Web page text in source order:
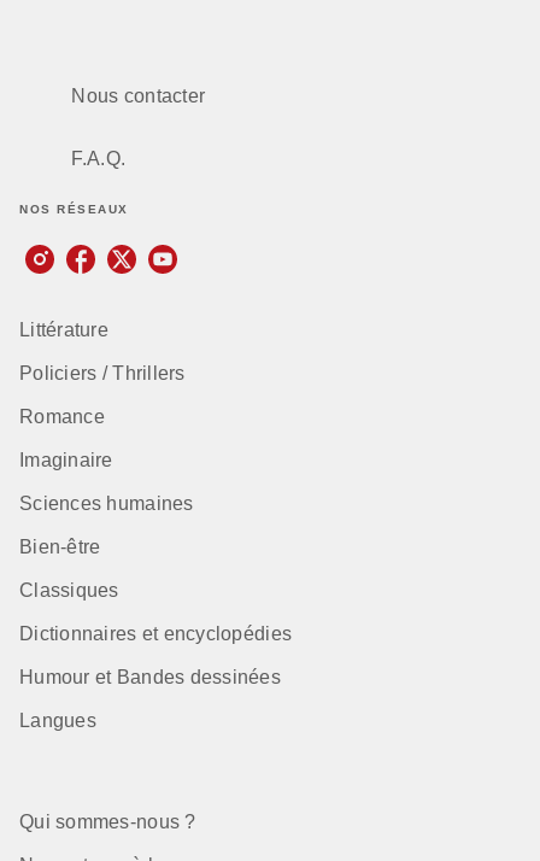
Nous contacter
F.A.Q.
NOS RÉSEAUX
Littérature
Policiers / Thrillers
Romance
Imaginaire
Sciences humaines
Bien-être
Classiques
Dictionnaires et encyclopédies
Humour et Bandes dessinées
Langues
Qui sommes-nous ?